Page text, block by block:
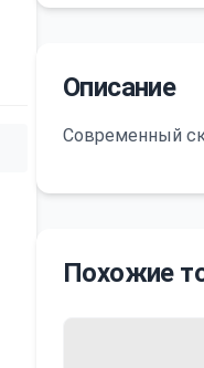
Описание
Современный
Похожие